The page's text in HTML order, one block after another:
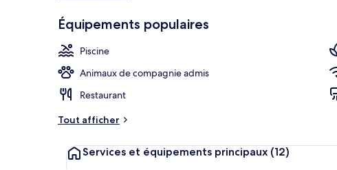
Équipements populaires
Piscine
Animaux de compagnie admis
Restaurant
Tout afficher
Services et équipements principaux (12)